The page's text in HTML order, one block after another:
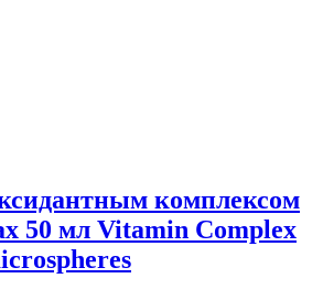
комплексом
50 мл Vitamin Complex